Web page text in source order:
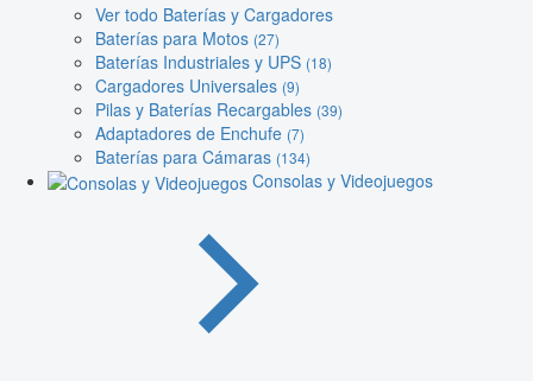
Ver todo Baterías y Cargadores
Baterías para Motos (27)
Baterías Industriales y UPS (18)
Cargadores Universales (9)
Pilas y Baterías Recargables (39)
Adaptadores de Enchufe (7)
Baterías para Cámaras (134)
Consolas y Videojuegos